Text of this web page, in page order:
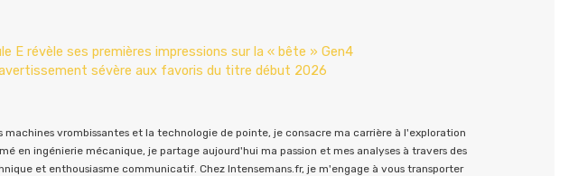
E révèle ses premières impressions sur la « bête » Gen4
avertissement sévère aux favoris du titre début 2026
machines vrombissantes et la technologie de pointe, je consacre ma carrière à l'exploration
en ingénierie mécanique, je partage aujourd'hui ma passion et mes analyses à travers des
et enthousiasme communicatif. Chez Intensemans.fr, je m'engage à vous transporter